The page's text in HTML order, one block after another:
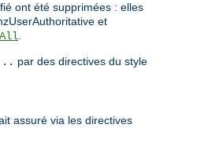
ont été supprimées : elles
et
.
par des directives du style
assuré via les directives